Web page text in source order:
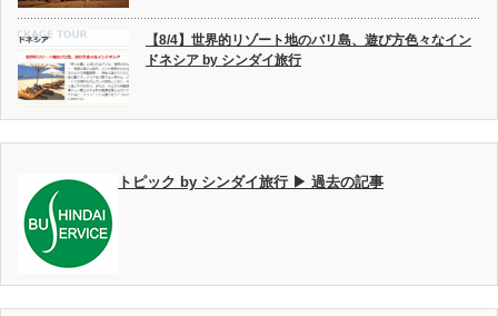
【8/4】世界的リゾート地のバリ島、遊び方色々なイン
ドネシア by シンダイ旅行
トピック by シンダイ旅行 ▶ 過去の記事